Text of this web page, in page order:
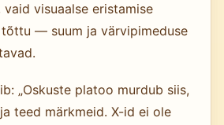
visuaalse eristamise
tõttu — suum ja värvipimeduse
„Oskuste platoo murdub siis,
teed märkmeid. X-id ei ole